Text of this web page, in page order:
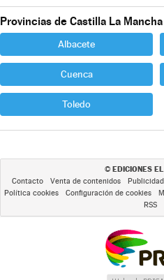
Provincias de Castilla La Mancha
Albacete
Cuenca
Toledo
© EDICIONES
Contacto Venta de contenidos Publicidad
Política cookies
Configuración de cookies
RSS